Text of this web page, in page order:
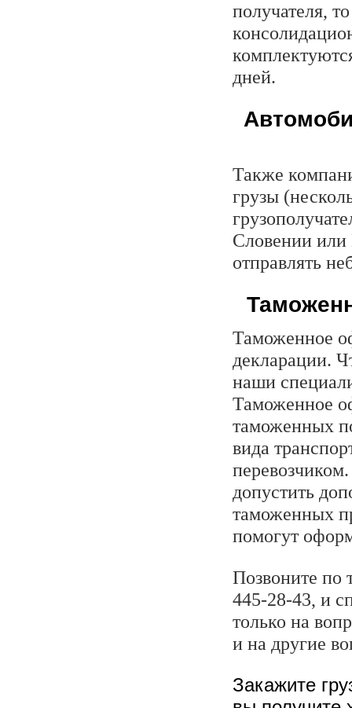
получателя,
дней.
Также
грузы
Словении или
отправлять
Таможенное
декларации.
наши
Таможенное
таможенных
вида
допустить
таможенных
помогут
Позвоните по
445-28-43, и
только на
и на другие
Закажите